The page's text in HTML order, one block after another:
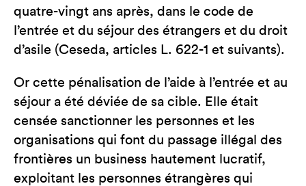
quatre-vingt ans après, dans le code de
l’entrée et du séjour des étrangers et du droit
d’asile (Ceseda, articles L. 622-1 et suivants).
Or cette pénalisation de l’aide à l’entrée et au
séjour a été déviée de sa cible. Elle était
censée sanctionner les personnes et les
organisations qui font du passage illégal des
frontières un business hautement lucratif,
exploitant les personnes étrangères qui